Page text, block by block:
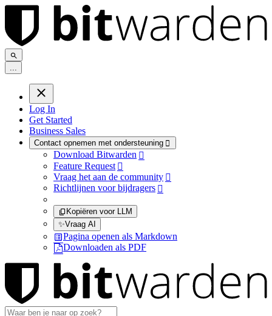
...
Log In
Get Started
Business Sales
Contact opnemen met ondersteuning 
Download Bitwarden 
Feature Request 
Vraag het aan de community 
Richtlijnen voor bijdragers 
Kopiëren voor LLM
✨Vraag AI
Pagina openen als Markdown
Downloaden als PDF